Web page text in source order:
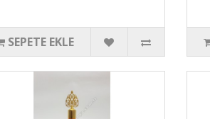
SEPETE EKLE